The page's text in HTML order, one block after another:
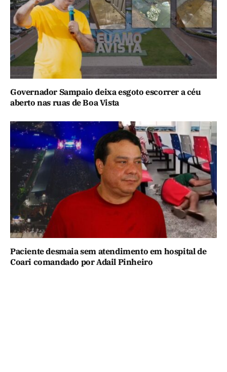
Governador Sampaio deixa esgoto escorrer a céu
aberto nas ruas de Boa Vista
Paciente desmaia sem atendimento em hospital de
Coari comandado por Adail Pinheiro